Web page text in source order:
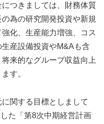
つきましては、財務体質
為の研究開発投資や新規
化、生産能力増強、コス
産設備投資やM&Aも含
来的なグループ収益向上
す。
関する目標としまして
た「第8次中期経営計画